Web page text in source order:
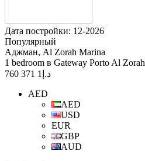
Дата постройки: 12-2026
Популярный
Аджман, Al Zorah Marina
1 bedroom в Gateway Porto Al Zorah
د.إ 1 371 760
AED
AED
USD
EUR
GBP
AUD